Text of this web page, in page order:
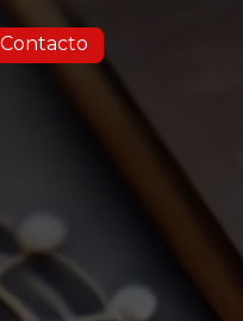
Contacto